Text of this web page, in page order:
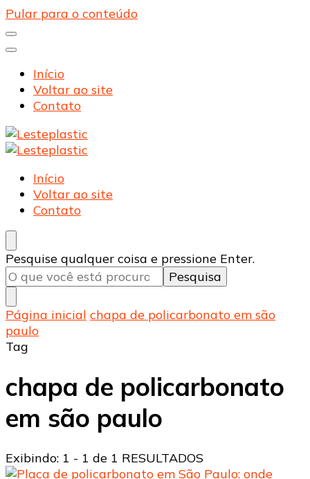
Pular para o conteúdo
Início
Voltar ao site
Contato
Lesteplastic
Blog – Lesteplastic
Lesteplastic
Blog – Lesteplastic
Início
Voltar ao site
Contato
Procurando
algo?
Pesquise qualquer coisa e pressione Enter.
Página inicial chapa de policarbonato em são
paulo
Tag
chapa de policarbonato
em são paulo
Exibindo: 1 - 1 de 1 RESULTADOS